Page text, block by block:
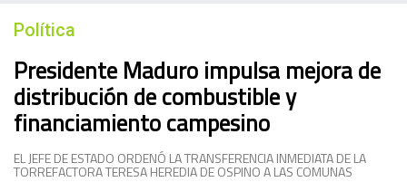
Política
Presidente Maduro impulsa mejora de
distribución de combustible y
financiamiento campesino
EL JEFE DE ESTADO ORDENÓ LA TRANSFERENCIA INMEDIATA DE LA
TORREFACTORA TERESA HEREDIA DE OSPINO A LAS COMUNAS